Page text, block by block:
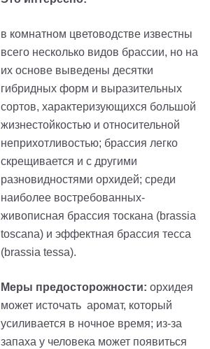
в комнатном цветоводстве известны
всего несколько видов брассии, но на
их основе выведены десятки
гибридных форм и выразительных
сортов, характеризующихся большой
жизнестойкостью и относительной
неприхотливостью; брассия легко
скрещивается и с другими
разновидностями орхидей; среди
наиболее востребованных-
живописная брассия тоскана (brassia
toscana) и эффектная брассия тесса
(brassia tessa).
Меры предосторожности: орхидея
может источать аромат, который
усиливается в ночное время; из-за
запаха у человека может появиться